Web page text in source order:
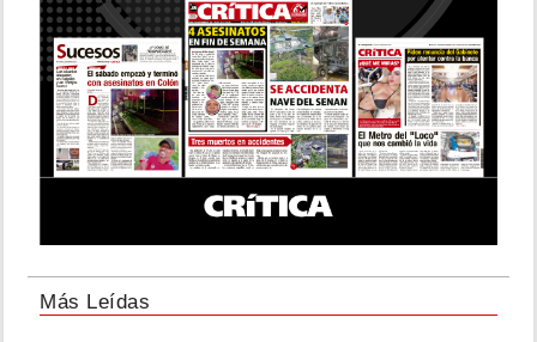
cerveza
en
Los
Santos
deja
cinco
heridos
Más Leídas